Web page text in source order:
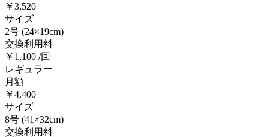
￥3,520
サイズ
2号 (24×19cm)
交換利用料
￥1,100 /回
レギュラー
月額
￥4,400
サイズ
8号 (41×32cm)
交換利用料